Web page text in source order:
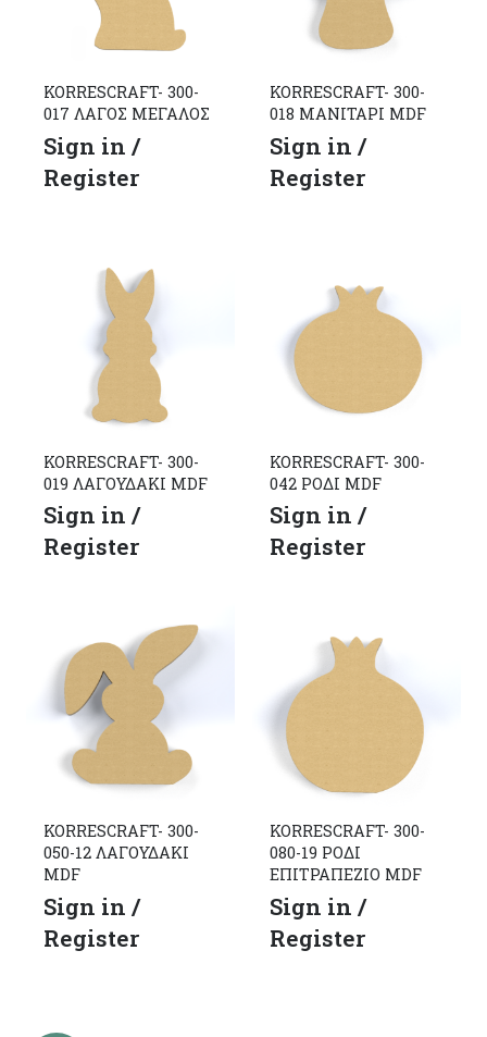
KORRESCRAFT- 300-
017 ΛΑΓΟΣ ΜΕΓΑΛΟΣ
Sign in /
Register
KORRESCRAFT- 300-
018 ΜΑΝΙΤΑΡΙ MDF
Sign in /
Register
KORRESCRAFT- 300-
019 ΛΑΓΟΥΔΑΚΙ MDF
Sign in /
Register
KORRESCRAFT- 300-
042 ΡΟΔΙ MDF
Sign in /
Register
KORRESCRAFT- 300-
050-12 ΛΑΓΟΥΔΑΚΙ
MDF
Sign in /
Register
KORRESCRAFT- 300-
080-19 ΡΟΔΙ
ΕΠΙΤΡΑΠΕΖΙΟ MDF
Sign in /
Register